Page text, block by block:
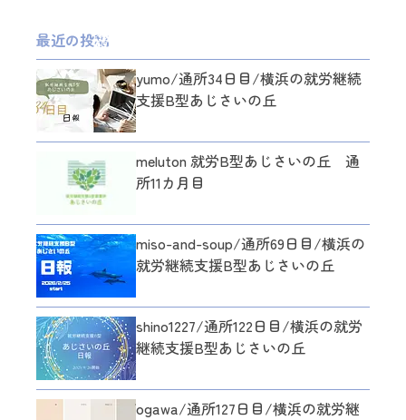
最近の投稿
yumo/通所34日目/横浜の就労継続
支援B型あじさいの丘
meluton 就労B型あじさいの丘 通
所11カ月目
miso-and-soup/通所69日目/横浜の
就労継続支援B型あじさいの丘
shino1227/通所122日目/横浜の就労
継続支援B型あじさいの丘
ogawa/通所127日目/横浜の就労継